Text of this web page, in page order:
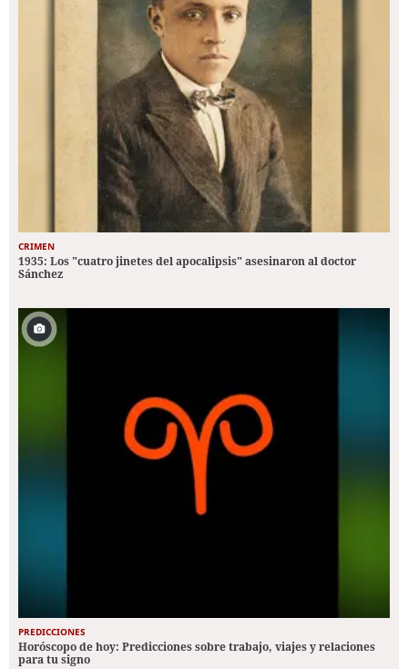
CRIMEN
1935: Los "cuatro jinetes del apocalipsis" asesinaron al doctor
Sánchez
PREDICCIONES
Horóscopo de hoy: Predicciones sobre trabajo, viajes y relaciones
para tu signo